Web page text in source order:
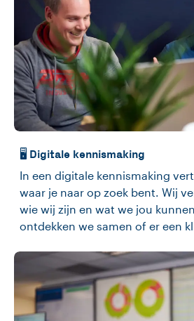
🖥️ Digitale kennismaking
In een digitale kennismaking
waar je naar op zoek bent. Wij
wie wij zijn en wat we jou
ontdekken we samen of er een